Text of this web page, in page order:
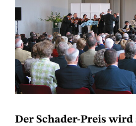
Der Schader-Preis wird